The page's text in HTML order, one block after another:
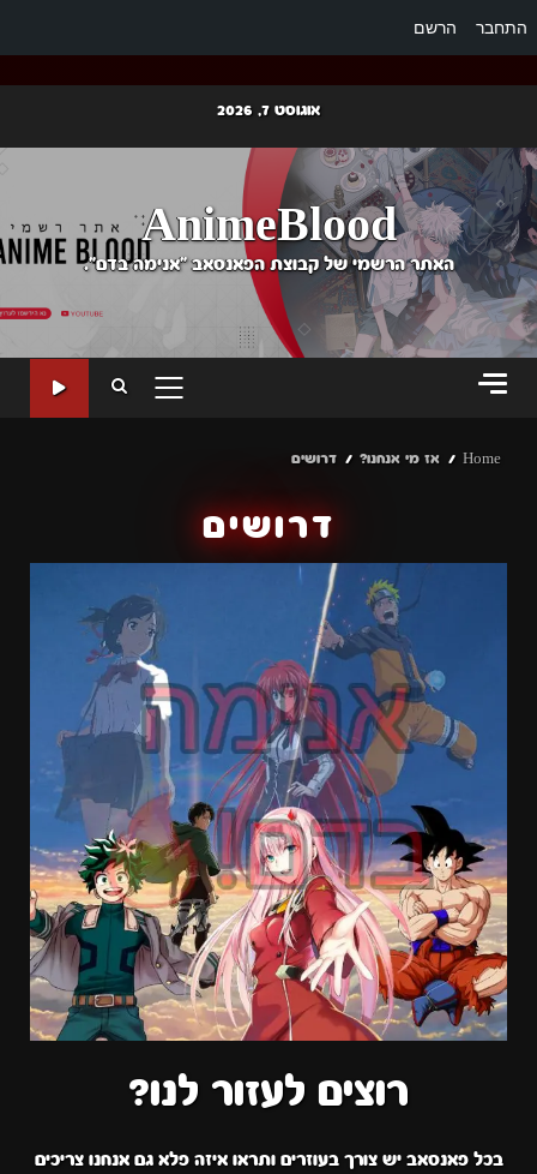
התחבר הרשם
content
אוגוסט 7, 2026
AnimeBlood
האתר הרשמי של קבוצת הפאנסאב "אנימה בדם".
PRIMARY
Home אז מי אנחנו? דרושים
דרושים
רוצים לעזור לנו?
בכל פאנסאב יש צורך בעוזרים ותראו איזה פלא גם אנחנו צריכים